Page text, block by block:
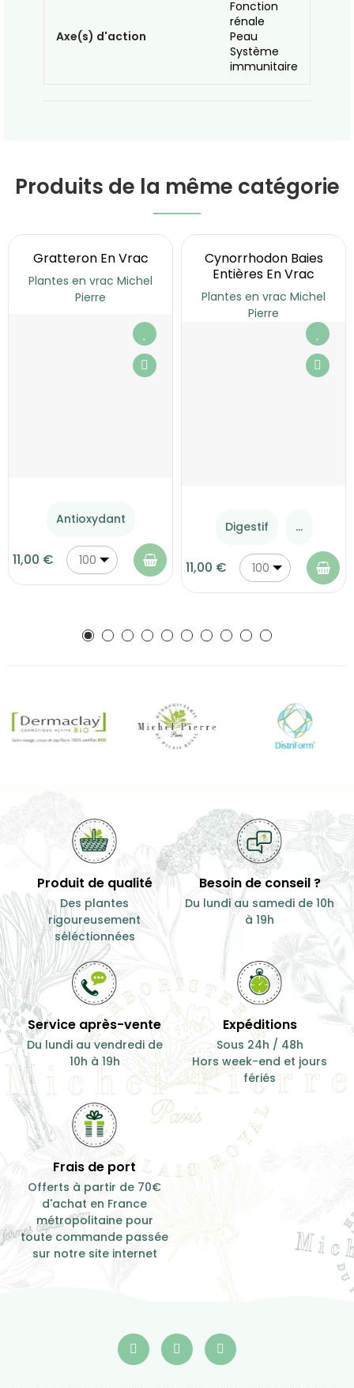
Axe(s) d'action
Fonction
rénale
Peau
Système
immunitaire
Produits de la même catégorie
Gratteron En Vrac
Plantes en vrac Michel
Pierre
Antioxydant
11,00 €
100
g
Cynorrhodon Baies
Entières En Vrac
Plantes en vrac Michel
Pierre
Digestif ...
11,00 €
100
g
Produit de qualité
Des plantes
rigoureusement
séléctionnées
Besoin de conseil ?
Du lundi au samedi de 10h
à 19h
Service après-vente
Du lundi au vendredi de
10h à 19h
Expéditions
Sous 24h / 48h
Hors week-end et jours
fériés
Frais de port
Offerts à partir de 70€
d'achat en France
métropolitaine pour
toute commande passée
sur notre site internet